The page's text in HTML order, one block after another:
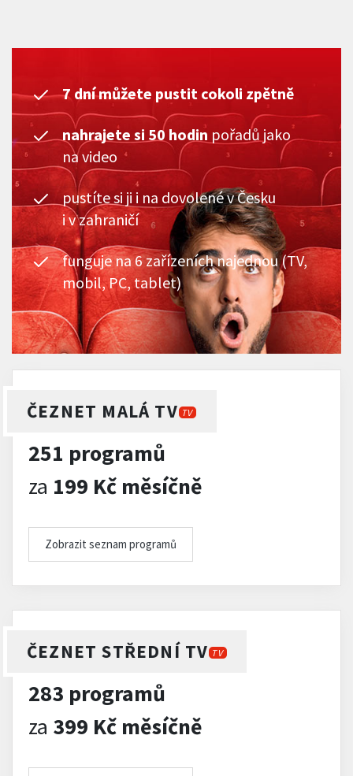
7 dní můžete pustit cokoli zpětně
nahrajete si 50 hodin pořadů jako
na video
pustíte si ji i na dovolené v Česku
i v zahraničí
funguje na 6 zařízeních najednou (TV,
mobil, PC, tablet)
ČEZNET MALÁ TV TV
251 programů
za 199 Kč měsíčně
Zobrazit seznam programů
ČEZNET STŘEDNÍ TV TV
283 programů
za 399 Kč měsíčně